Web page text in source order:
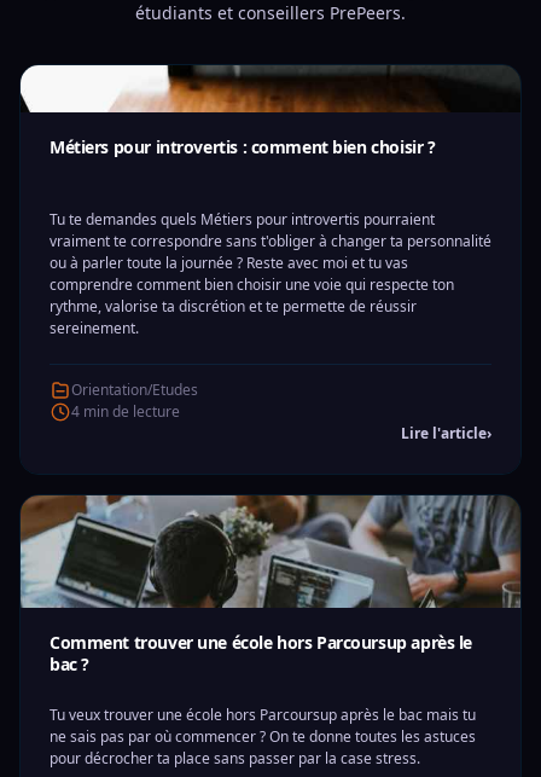
étudiants et conseillers PrePeers.
Métiers pour introvertis : comment bien choisir ?
Tu te demandes quels Métiers pour introvertis pourraient
vraiment te correspondre sans t'obliger à changer ta personnalité
ou à parler toute la journée ? Reste avec moi et tu vas
comprendre comment bien choisir une voie qui respecte ton
rythme, valorise ta discrétion et te permette de réussir
sereinement.
Orientation/Etudes
4 min de lecture
Lire l'article›
Comment trouver une école hors Parcoursup après le
bac ?
Tu veux trouver une école hors Parcoursup après le bac mais tu
ne sais pas par où commencer ? On te donne toutes les astuces
pour décrocher ta place sans passer par la case stress.